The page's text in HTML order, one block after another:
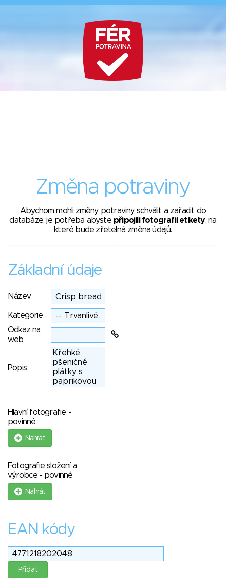
Změna potraviny
Abychom mohli změny potraviny schválit a zařadit do
databáze, je potřeba abyste připojili fotografii etikety, na
které bude zřetelná změna údajů.
Základní údaje
Název
Kategorie
Odkaz na
web
Popis
Hlavní fotografie -
povinné
Nahrát
Fotografie složení a
výrobce - povinné
Nahrát
EAN kódy